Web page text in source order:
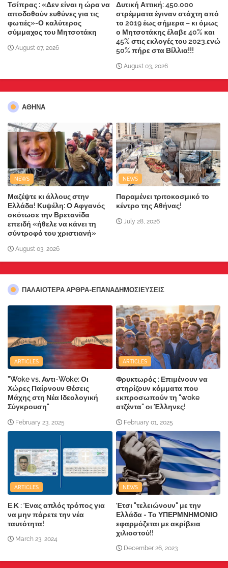
Τσίπρας : «Δεν είναι η ώρα να
αποδοθούν ευθύνες για τις
φωτιές»-Ο καλύτερος
σύμμαχος του Μητσοτάκη
August 07, 2026
Δυτική Αττική: 450.000
στρέμματα έγιναν στάχτη από
το 2019 έως σήμερα – κι όμως
ο Μητσοτάκης έλαβε 40% και
45% στις εκλογές του 2023,ενώ
50% πήρε στα Βίλλια!!!
August 03, 2026
ΑΘΗΝΑ
NEWS
Μαζέψτε κι άλλους στην
Ελλάδα! Κυψέλη: Ο Αφγανός
σκότωσε την Βρετανίδα
επειδή «ήθελε να κάνει τη
σύντροφό του χριστιανή»
August 03, 2026
NEWS
Παραμένει τριτοκοσμικό το
κέντρο της Αθήνας!
July 28, 2026
ΠΑΛΑΙΟΤΕΡΑ ΑΡΘΡΑ-ΕΠΑΝΑΔΗΜΟΣΙΕΥΣΕΙΣ
ARTICLES
"Woke vs. Αντι-Woke: Οι
Χώρες Παίρνουν Θέσεις
Μάχης στη Νέα Ιδεολογική
Σύγκρουση"
February 23, 2025
ARTICLES
Φρυκτωρός : Επιμένουν να
στηρίζουν κόμματα που
εκπροσωπούν τη "woke
ατζέντα" οι Έλληνες!
February 01, 2025
ARTICLES
Ε.Κ : Ένας απλός τρόπος για
να μην πάρετε την νέα
ταυτότητα!
March 23, 2024
NEWS
Έτσι "τελειώνουν" με την
Ελλάδα - Το ΥΠΕΡΜΝΗΜΟΝΙΟ
εφαρμόζεται με ακρίβεια
χιλιοστού!!
December 26, 2023